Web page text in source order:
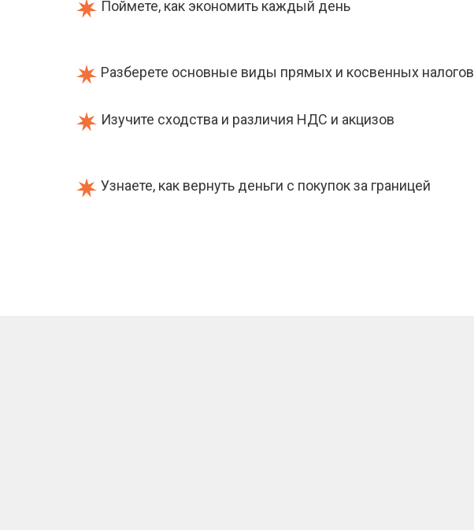
Поймете, как экономить каждый день
Разберете основные виды прямых и косвенных налогов
Изучите сходства и различия НДС и акцизов
Узнаете, как вернуть деньги с покупок за границей